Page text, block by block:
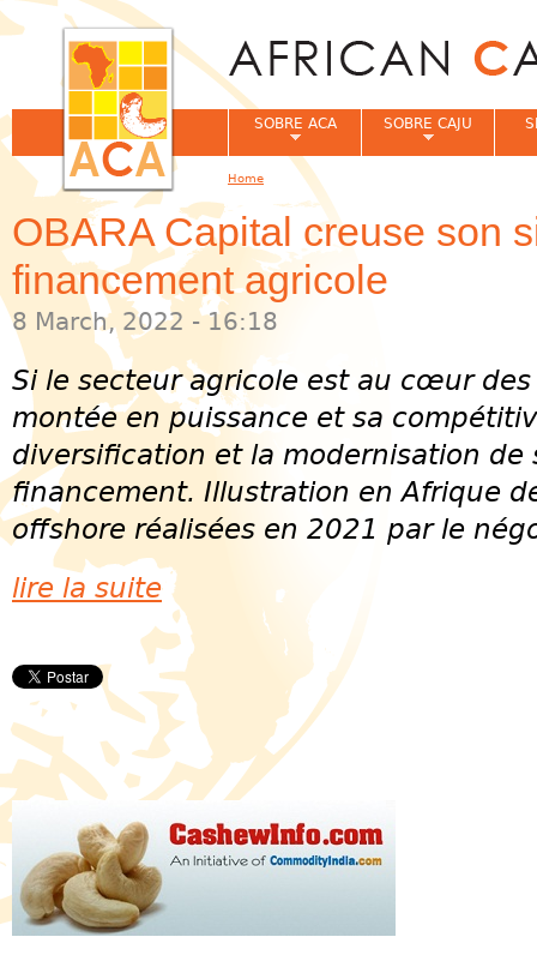
OBARA Capital creuse son
financement agricole
8 March, 2022 - 16:18
Si le secteur agricole est au cœur
montée en puissance et sa
diversification et la modernisation de
financement. Illustration en Afrique
offshore réalisées en 2021 par le
lire la suite
SOBRE ACA SOBRE CAJU
You are here
Home